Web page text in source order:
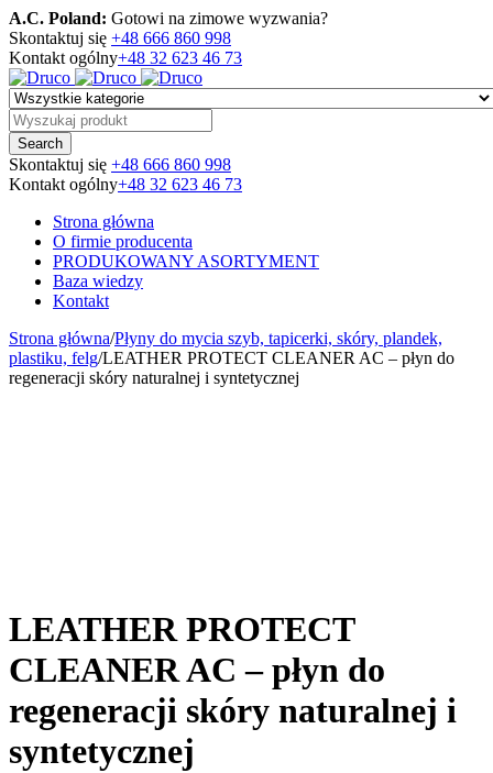
A.C. Poland: Gotowi na zimowe wyzwania?
Skontaktuj się +48 666 860 998
Kontakt ogólny+48 32 623 46 73
Skontaktuj się +48 666 860 998
Kontakt ogólny+48 32 623 46 73
Strona główna
O firmie producenta
PRODUKOWANY ASORTYMENT
Baza wiedzy
Kontakt
Strona główna/Płyny do mycia szyb, tapicerki, skóry, plandek,
plastiku, felg/LEATHER PROTECT CLEANER AC – płyn do
regeneracji skóry naturalnej i syntetycznej
LEATHER PROTECT
CLEANER AC – płyn do
regeneracji skóry naturalnej i
syntetycznej